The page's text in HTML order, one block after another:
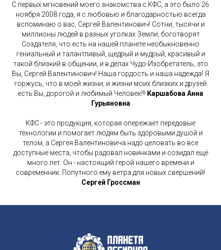
С первых мгновений моего знакомства с КФС, а это было 26
ноября 2008 года, я с любовью и благодарностью всегда
вспоминаю о вас, Сергей Валентинович! Сотни, тысячи и
миллионы людей в разных уголках Земли, боготворят
Создателя, что есть на нашей планете необыкновенно
гениальный и талантливый, щедрый и мудрый, красивый и
такой близкий в общении, и в делах Чудо-Изобретатель, это
Вы, Сергей Валентинович! Наша гордость и наша надежда! Я
горжусь, что в моей жизни, и жизни моих близких и друзей
есть Вы, дорогой и любимый Человек!!! Каршабова Анна
Гурьяновна
КФС - это продукция, которая опережает передовые
технологии и помогает людям быть здоровыми душой и
телом, а Сергея Валентиновича надо целовать во все
доступные места, чтобы радовал новинками и созидал ещё
много лет. Он - настоящий герой нашего времени и
современник. Попутного ему ветра для новых свершений!
Сергей Гроссман